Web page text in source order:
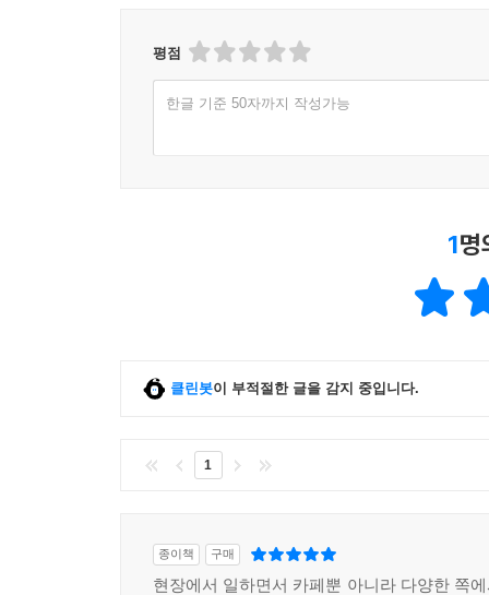
평점
한글 기준 50자까지 작성가능
1명
클린봇이 부적절한 글을 감지 중입니다.
1
종이책 구매
현장에서 일하면서 카페뿐 아니라 다양한 쪽